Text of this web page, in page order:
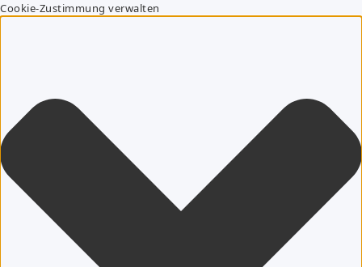
Cookie-Zustimmung verwalten